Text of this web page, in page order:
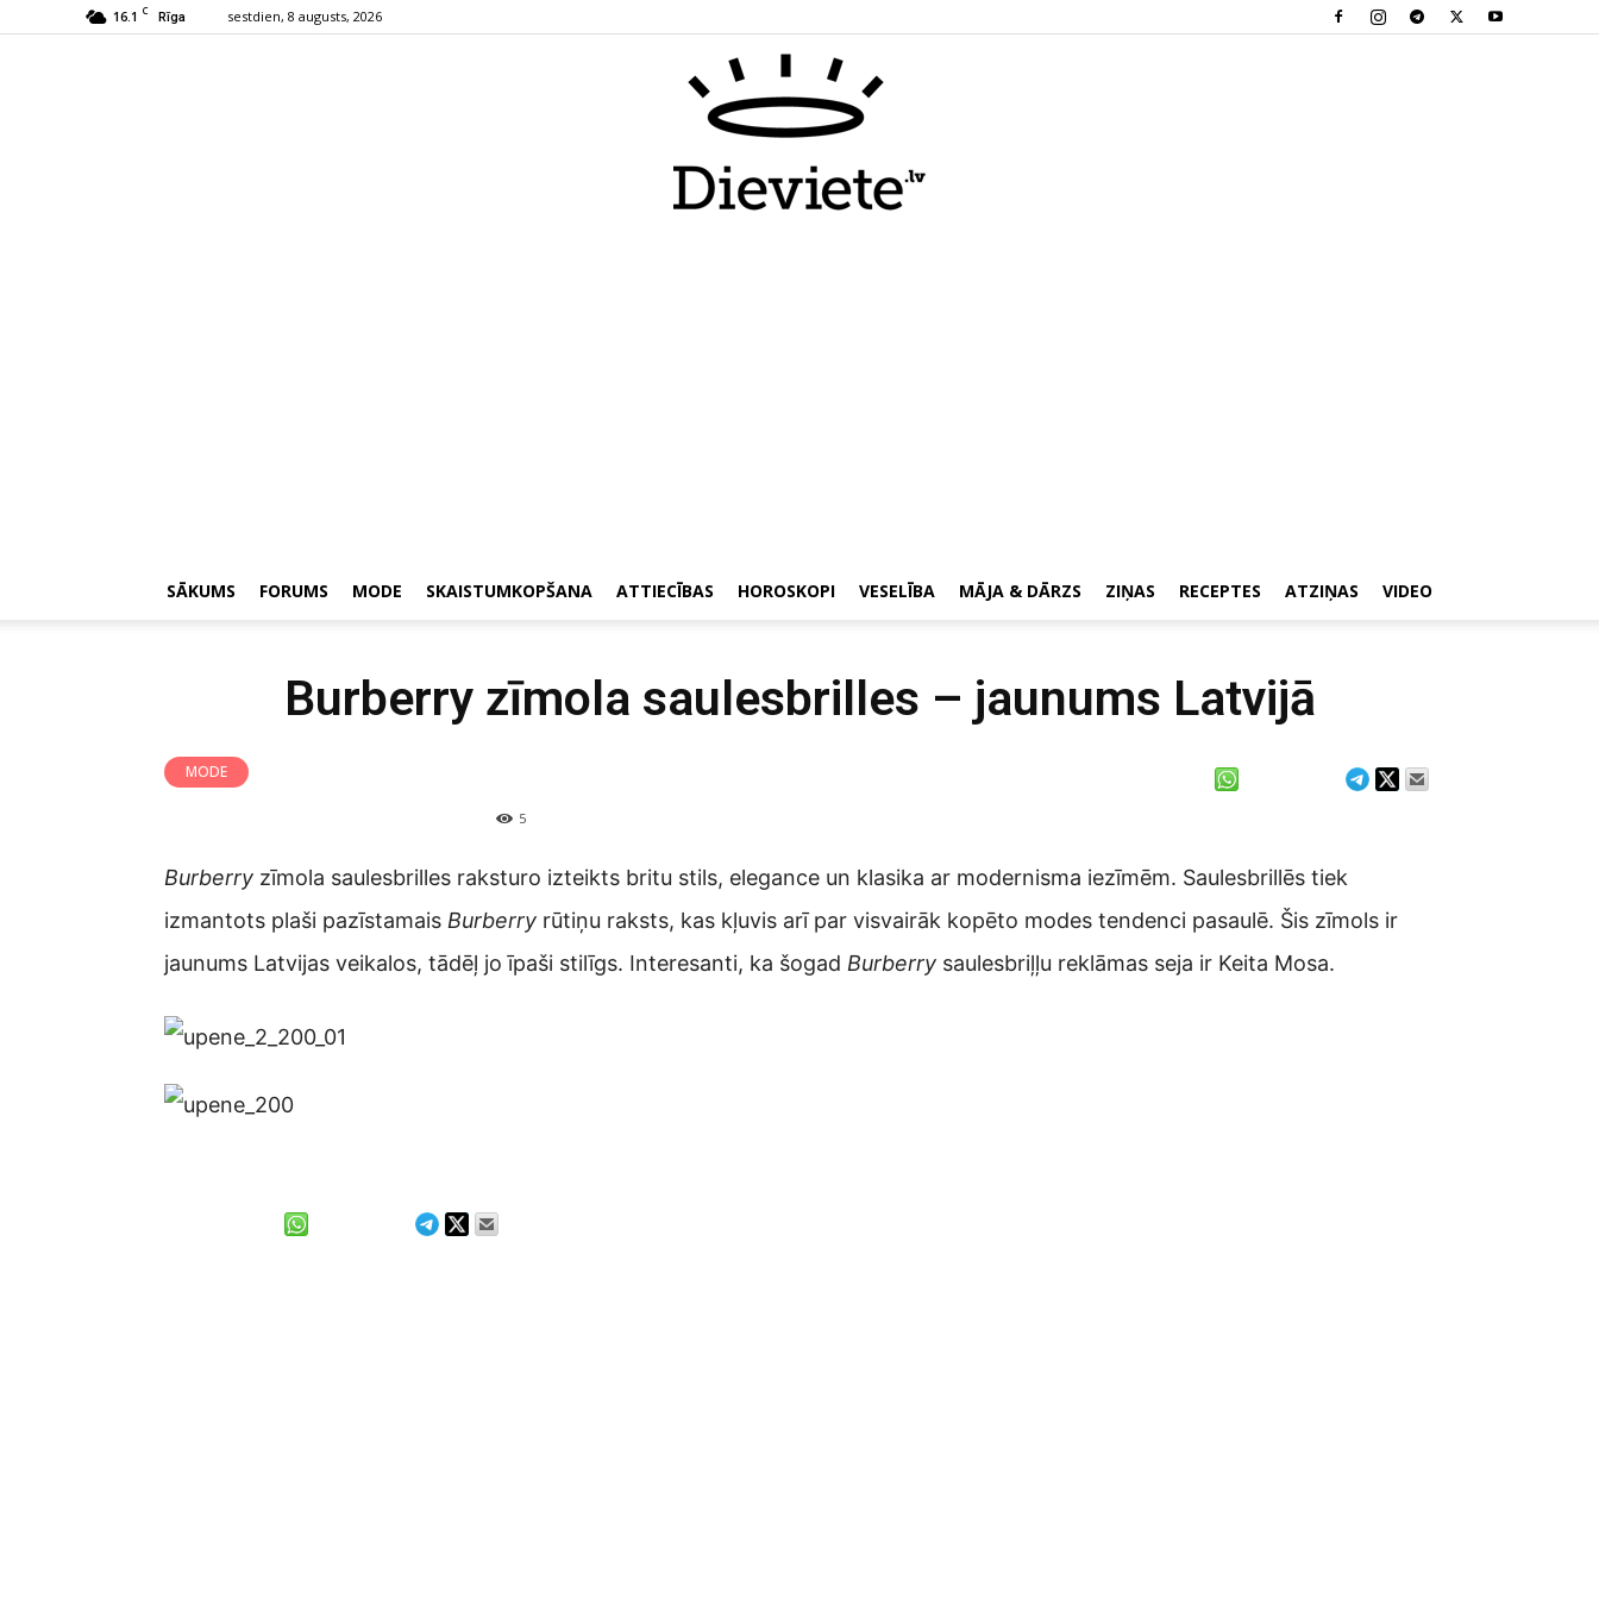
16.1 C Rīga sestdien, 8 augusts, 2026
SĀKUMS FORUMS MODE SKAISTUMKOPŠANA ATTIECĪBAS HOROSKOPI VESELĪBA MĀJA & DĀRZS ZIŅAS RECEPTES ATZIŅAS VIDEO
Burberry zīmola saulesbrilles – jaunums Latvijā
MODE
5
Burberry zīmola saulesbrilles raksturo izteikts britu stils, elegance un klasika ar modernisma iezīmēm. Saulesbrillēs tiek
izmantots plaši pazīstamais Burberry rūtiņu raksts, kas kļuvis arī par visvairāk kopēto modes tendenci pasaulē. Šis zīmols ir
jaunums Latvijas veikalos, tādēļ jo īpaši stilīgs. Interesanti, ka šogad Burberry saulesbriļļu reklāmas seja ir Keita Mosa.